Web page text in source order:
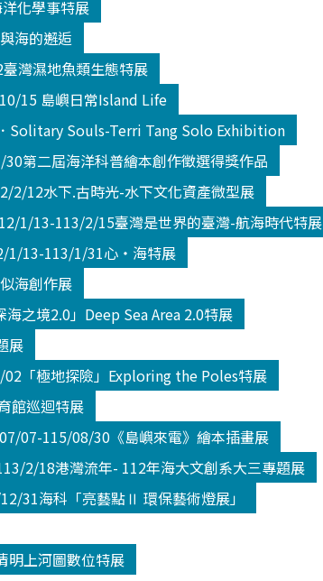
化學事特展
海的邂逅
灣濕地魚類生態特展
15 島嶼日常Island Life
Solitary Souls-Terri Tang Solo Exhibition
第二屆海洋科普繪本創作徵選得獎作品
2/12水下.古時光-水下文化資產微型展
1/13-113/2/15臺灣是世界的臺灣-航海時代特展
1/13-113/1/31心‧海特展
海創作展
之境2.0」Deep Sea Area 2.0特展
展
「極地探險」Exploring the Poles特展
館巡迴特展
07-115/08/30《島嶼來電》繪本插畫展
2/18港灣流年- 112年海大文創系大三專題展
31海科「亮藝點Ⅱ 環保藝術燈展」
明上河圖數位特展